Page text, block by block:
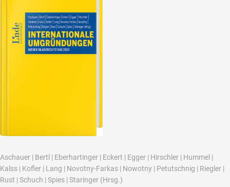
Aschauer | Bertl | Eberhartinger | Eckert | Egger | Hirschler | Hummel |
Kalss | Kofler | Lang | Novotny-Farkas | Nowotny | Petutschnig | Riegler |
Rust | Schuch | Spies | Staringer (Hrsg.)